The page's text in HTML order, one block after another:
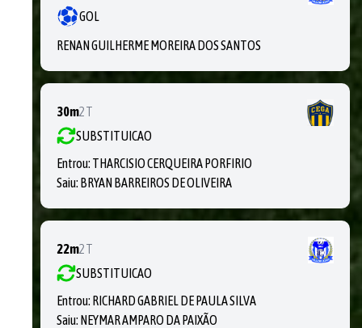
GOL
RENAN GUILHERME MOREIRA DOS SANTOS
30m2T
SUBSTITUICAO
Entrou: THARCISIO CERQUEIRA PORFIRIO
Saiu: BRYAN BARREIROS DE OLIVEIRA
22m2T
SUBSTITUICAO
Entrou: RICHARD GABRIEL DE PAULA SILVA
Saiu: NEYMAR AMPARO DA PAIXÃO